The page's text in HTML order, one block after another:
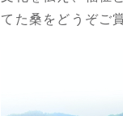
てた桑をどうぞご